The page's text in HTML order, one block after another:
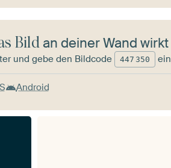
Bildan deiner Wand wirkt
und gebe den Bildcode 447 350 ein
Android